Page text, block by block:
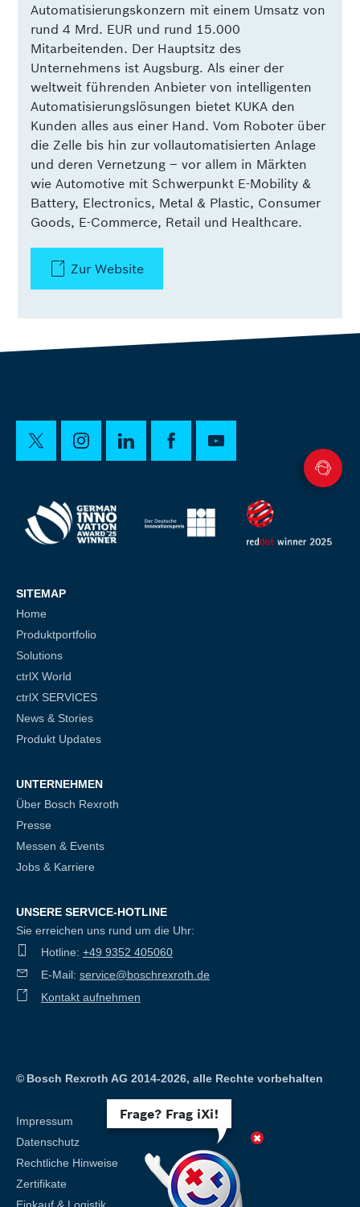
Frage? Frag iXi!
Automatisierungskonzern mit einem Umsatz von
rund 4 Mrd. EUR und rund 15.000
Mitarbeitenden. Der Hauptsitz des
Unternehmens ist Augsburg. Als einer der
weltweit führenden Anbieter von intelligenten
Automatisierungslösungen bietet KUKA den
Kunden alles aus einer Hand. Vom Roboter über
die Zelle bis hin zur vollautomatisierten Anlage
und deren Vernetzung – vor allem in Märkten
wie Automotive mit Schwerpunkt E-Mobility &
Battery, Electronics, Metal & Plastic, Consumer
Goods, E-Commerce, Retail und Healthcare.
Zur Website
SITEMAP
Home
Produktportfolio
Solutions
ctrlX World
ctrlX SERVICES
News & Stories
Produkt Updates
UNTERNEHMEN
Über Bosch Rexroth
Presse
Messen & Events
Jobs & Karriere
UNSERE SERVICE-HOTLINE
Sie erreichen uns rund um die Uhr:
Hotline: +49 9352 405060
E-Mail: service@boschrexroth.de
Kontakt aufnehmen
© Bosch Rexroth AG 2014-2026, alle Rechte vorbehalten
Impressum
Datenschutz
Rechtliche Hinweise
Zertifikate